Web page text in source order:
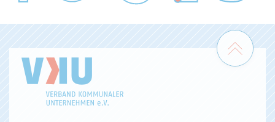
WASSER/ABWASSER
Zum